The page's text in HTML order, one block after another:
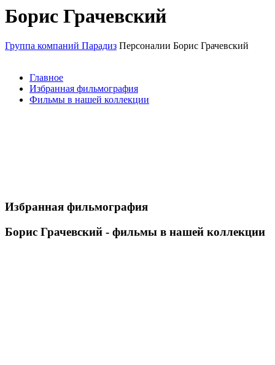
Борис Грачевский
Группа компаний Парадиз Персоналии Борис Грачевский
Главное
Избранная фильмография
Фильмы в нашей коллекции
Избранная фильмография
Борис Грачевский - фильмы в нашей коллекции